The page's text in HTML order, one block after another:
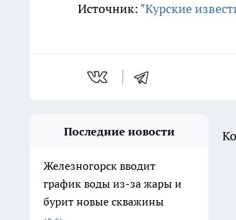
Источник: "Курские
Последние новости
Железногорск вводит
график воды из-за жары и
бурит новые скважины